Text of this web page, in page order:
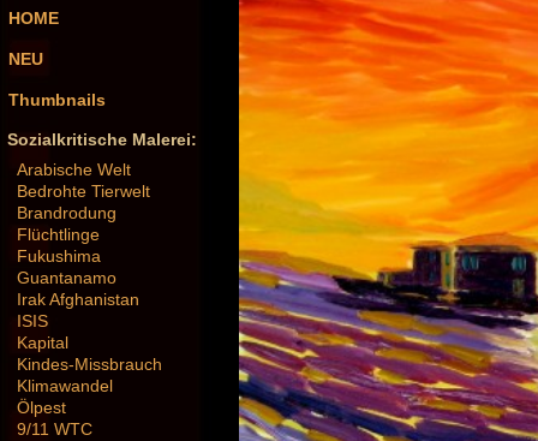
HOME
NEU
Thumbnails
Sozialkritische Malerei:
Arabische Welt
Bedrohte Tierwelt
Brandrodung
Flüchtlinge
Fukushima
Guantanamo
Irak Afghanistan
ISIS
Kapital
Kindes-Missbrauch
Klimawandel
Ölpest
9/11 WTC